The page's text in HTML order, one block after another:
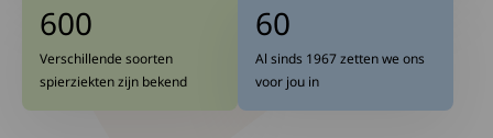
600
Verschillende soorten
spierziekten zijn bekend
60
Al sinds 1967 zetten we ons
voor jou in